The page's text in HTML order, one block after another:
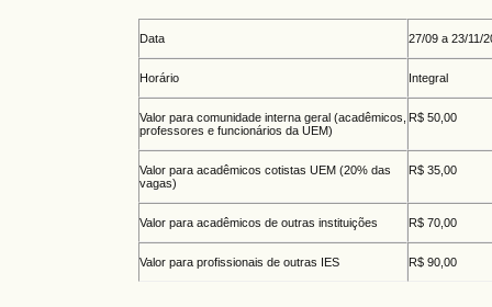
Data 27/09 a 23/11/
Horário Integral
Valor para comunidade interna geral (acadêmicos,
professores e funcionários da UEM)
R$ 50,00
Valor para acadêmicos cotistas UEM (20% das
vagas)
R$ 35,00
Valor para acadêmicos de outras instituições R$ 70,00
Valor para profissionais de outras IES R$ 90,00